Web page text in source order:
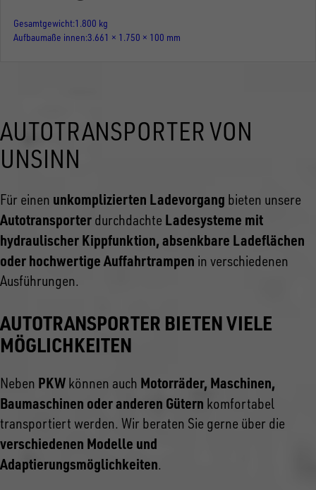
Gesamtgewicht 1.800 kg
Aufbaumaße innen 3.661 × 1.750 × 100 mm
AUTOTRANSPORTER VON
UNSINN
Für einen unkomplizierten Ladevorgang bieten unsere
Autotransporter durchdachte Ladesysteme mit
hydraulischer Kippfunktion, absenkbare Ladeflächen
oder hochwertige Auffahrtrampen in verschiedenen
Ausführungen.
AUTOTRANSPORTER BIETEN VIELE
MÖGLICHKEITEN
Neben PKW können auch Motorräder, Maschinen,
Baumaschinen oder anderen Gütern komfortabel
transportiert werden. Wir beraten Sie gerne über die
verschiedenen Modelle und
Adaptierungsmöglichkeiten.